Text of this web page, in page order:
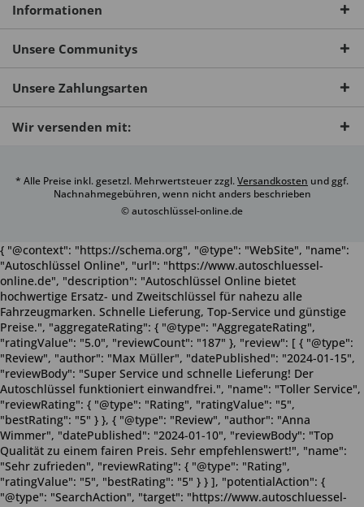
Informationen
Unsere Communitys
Unsere Zahlungsarten
Wir versenden mit:
* Alle Preise inkl. gesetzl. Mehrwertsteuer zzgl.Versandkosten und ggf.
Nachnahmegebühren, wenn nicht anders beschrieben
© autoschlüssel-online.de
{ "@context": "https://schema.org", "@type": "WebSite", "name":
"Autoschlüssel Online", "url": "https://www.autoschluessel-
online.de", "description": "Autoschlüssel Online bietet
hochwertige Ersatz- und Zweitschlüssel für nahezu alle
Fahrzeugmarken. Schnelle Lieferung, Top-Service und günstige
Preise.", "aggregateRating": { "@type": "AggregateRating",
"ratingValue": "5.0", "reviewCount": "187" }, "review": [ { "@type":
"Review", "author": "Max Müller", "datePublished": "2024-01-15",
"reviewBody": "Super Service und schnelle Lieferung! Der
Autoschlüssel funktioniert einwandfrei.", "name": "Toller Service",
"reviewRating": { "@type": "Rating", "ratingValue": "5",
"bestRating": "5" } }, { "@type": "Review", "author": "Anna
Wimmer", "datePublished": "2024-01-10", "reviewBody": "Top
Qualität zu einem fairen Preis. Sehr empfehlenswert!", "name":
"Sehr zufrieden", "reviewRating": { "@type": "Rating",
"ratingValue": "5", "bestRating": "5" } } ], "potentialAction": {
"@type": "SearchAction", "target": "https://www.autoschluessel-